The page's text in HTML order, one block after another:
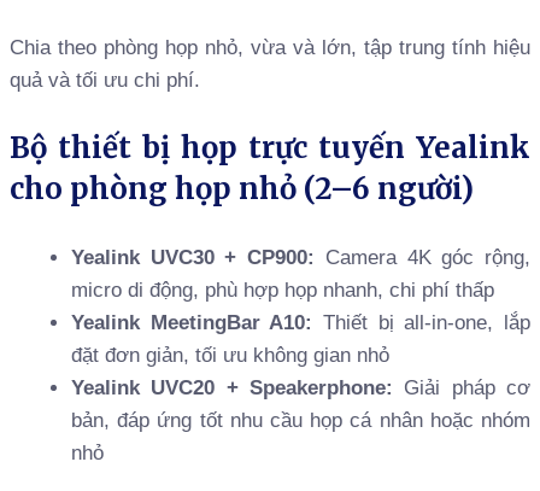
Chia theo phòng họp nhỏ, vừa và lớn, tập trung tính hiệu
quả và tối ưu chi phí.
Bộ thiết bị họp trực tuyến Yealink
cho phòng họp nhỏ (2–6 người)
Yealink UVC30 + CP900:
Camera 4K góc rộng,
micro di động, phù hợp họp nhanh, chi phí thấp
Yealink MeetingBar A10: Thiết bị all-in-one, lắp
đặt đơn giản, tối ưu không gian nhỏ
Yealink UVC20 + Speakerphone:
Giải pháp cơ
bản, đáp ứng tốt nhu cầu họp cá nhân hoặc nhóm
nhỏ